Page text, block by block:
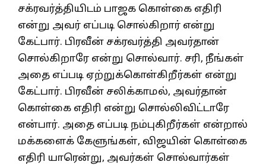
சக்ரவர்த்தியிடம் பாஜக கொள்கை எதிரி
என்று அவர் எப்படி சொல்கிறார் என்று
கேட்பார். பிரவீன் சக்ரவர்த்தி அவர்தான்
சொல்கிறாரே என்று சொல்வார். சரி, நீங்கள்
அதை எப்படி ஏற்றுக்கொள்கிறீர்கள் என்று
கேட்பார். பிரவீன் சலிக்காமல், அவர்தான்
கொள்கை எதிரி என்று சொல்லிவிட்டாரே
என்பார். அதை எப்படி நம்புகிறீர்கள் என்றால்
மக்களைக் கேளுங்கள், விஜயின் கொள்கை
எதிரி யாரென்று, அவர்கள் சொல்வார்கள்